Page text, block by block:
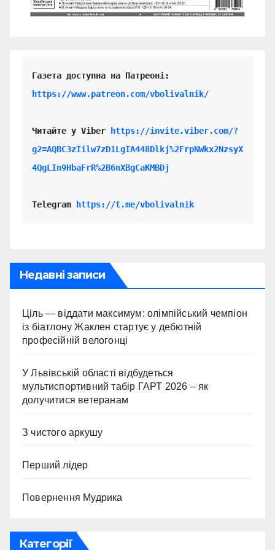
https://www.patreon.com/vbolivalnik/
Читайте у Viber https://invite.viber.com/?
g2=AQBC3zIilw7zD1LgIA448Dlkj%2FrpNWkx2NzsyX
4QgLIn9HbaFrR%2B6nXBgCaKMBDj
Telegram https://t.me/vbolivalnik
Недавні записи
Ціль — віддати максимум: олімпійський чемпіон
із біатлону Жаклен стартує у дебютній
професійній велогонці
У Львівській області відбудеться
мультиспортивний табір ГАРТ 2026 – як
долучитися ветеранам
З чистого аркушу
Перший лідер
Повернення Мудрика
Категорії